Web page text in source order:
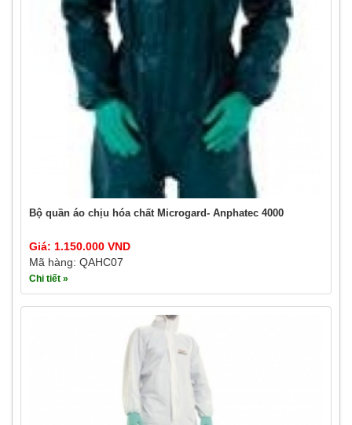
Bộ quần áo chịu hóa chất Microgard- Anphatec 4000
Giá: 1.150.000 VND
Mã hàng: QAHC07
Chi tiết »